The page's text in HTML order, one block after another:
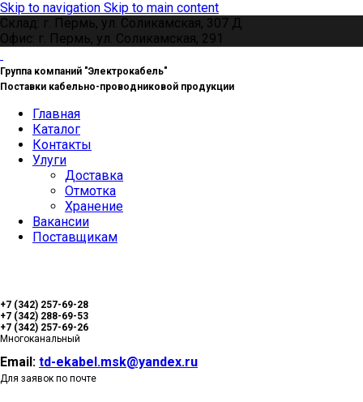
Skip to navigation Skip to main content
Склад: г. Пермь, ул. Соликамская, 307 Д
Офис: г. Пермь, ул. Соликамская, 291
Группа компаний "Электрокабель"
Поставки кабельно-проводниковой продукции
Главная
Каталог
Контакты
Улуги
Доставка
Отмотка
Хранение
Вакансии
Поставщикам
+7 (342) 257-69-28
+7 (342) 288-69-53
+7 (342) 257-69-26
Многоканальный
Email: td-ekabel.msk@yandex.ru
Для заявок по почте